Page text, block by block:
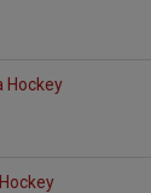
Hockey